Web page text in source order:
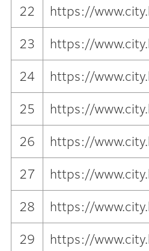
22 https://
23 https://
24 https://
25 https://
26 https://
27 https://
28 https://
29 https://